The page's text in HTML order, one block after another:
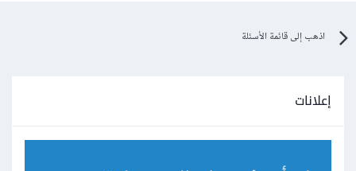
اذهب إلى قائمة الأسئلة
إعلانات